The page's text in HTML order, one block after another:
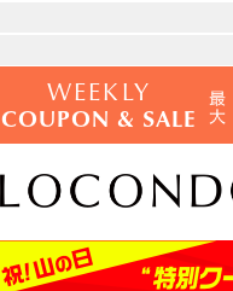
WEEKLY
COUPON & SALE